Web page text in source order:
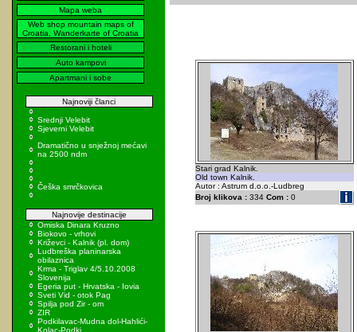
Mapa weba
Web shop mountain maps of
Croatia, Wanderkarte of Croatia
Restorani i hoteli
Auto kampovi
Apartmani i sobe
Najnoviji članci
Srednji Velebit
Sjeverni Velebit
Dramatično u snježnoj mećavi
na 2500 ndm
Češka smrčkovica
Najnovije destinacije
Omiska Dinara Kruzno
Biokovo - vrhovi
Križevci - Kalnik (pl. dom)
Ludbreška planinarska
obilaznica
Krma - Triglav 4/5.10.2008
Slovenija
Egeria put - Hrvatska - Iovia
Sveti Vid - otok Pag
Spilja pod Zir - om
ZIR
Podkilavac-Mudna dol-Hahlići-
Kolac-Podki
Stari grad Kalnik.
Old town Kalnik.
Autor : Astrum d.o.o.-Ludbreg
Broj klikova :334 Com :0